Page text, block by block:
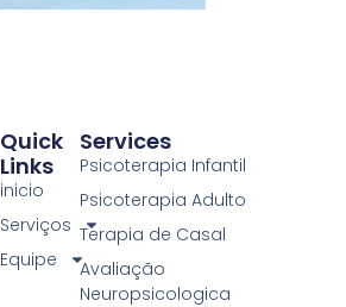
Services
Psicoterapia Infantil
Psicoterapia Adulto
Terapia de Casal
Avaliação
Neuropsicologica
Quick
Links
inicio
Serviços
Equipe